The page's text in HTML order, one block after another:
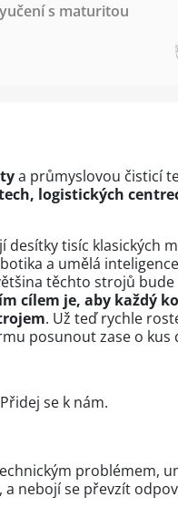
s maturitou
a průmyslovou čisticí
logistických
desítky tisíc klasických
a umělá
těchto strojů
cílem je, aby každý
. Už teď rychle
posunout zase o kus
Přidej se k nám.
problémem,
nebojí se převzít